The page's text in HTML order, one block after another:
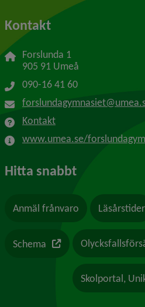
Kontakt
Forslunda 1
905 91 Umeå
090-16 41 60
Kontakt
www.umea.se/
Hitta snabbt
Anmäl frånvaro Läsårstider
Schema Länk till en annan
Skolportal,